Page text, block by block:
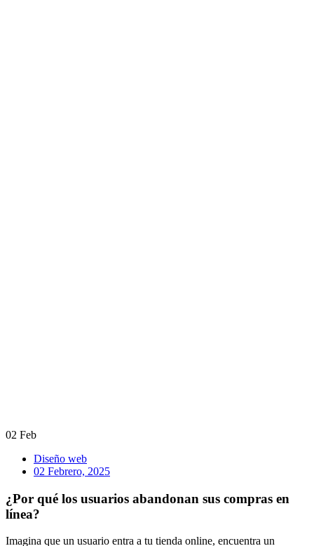
02 Feb
Diseño web
02 Febrero, 2025
¿Por qué los usuarios abandonan sus compras en
línea?
Imagina que un usuario entra a tu tienda online, encuentra un